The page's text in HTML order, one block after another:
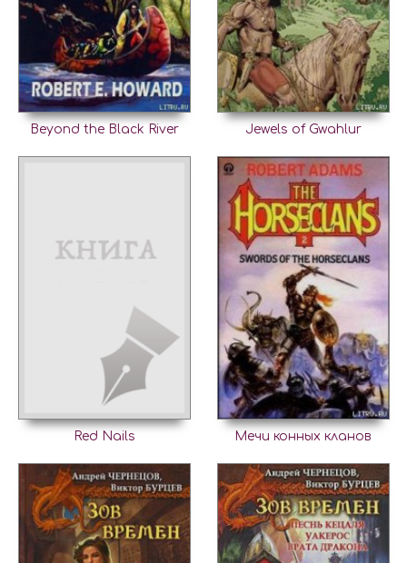
Beyond the Black River Jewels of Gwahlur
Red Nails Мечи конных кланов